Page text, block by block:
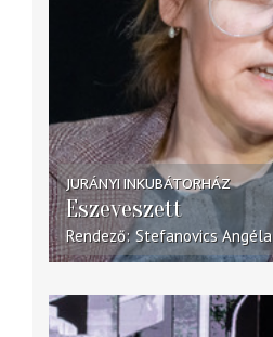
JURÁNYI INKUBÁTORHÁZ
Eszeveszett
Rendező Stefanovics Angéla